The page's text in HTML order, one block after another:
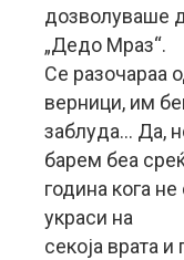
дозволуваше
„Дедо Мраз“.
Се разочараа
верници, им
заблуда… Да,
барем беа
година кога не
украси на
секоја врата